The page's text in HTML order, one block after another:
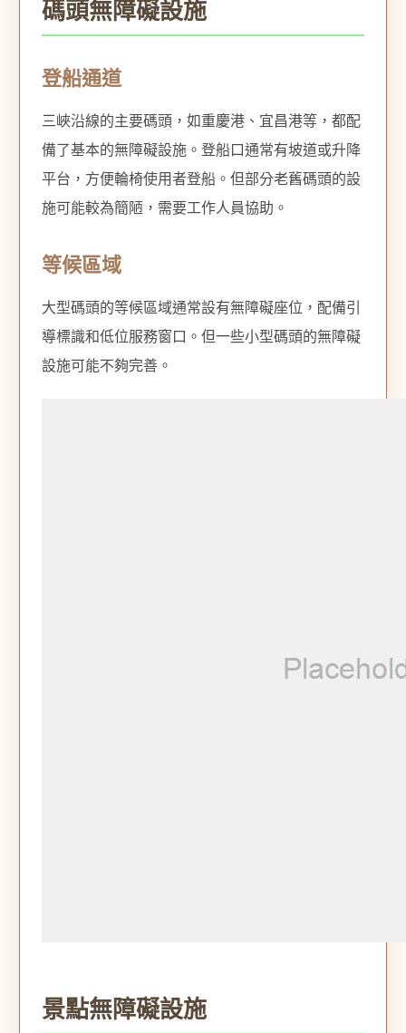
碼頭無障礙設施
登船通道
三峽沿線的主要碼頭，如重慶港、宜昌港等，都配
備了基本的無障礙設施。登船口通常有坡道或升降
平台，方便輪椅使用者登船。但部分老舊碼頭的設
施可能較為簡陋，需要工作人員協助。
等候區域
大型碼頭的等候區域通常設有無障礙座位，配備引
導標識和低位服務窗口。但一些小型碼頭的無障礙
設施可能不夠完善。
景點無障礙設施